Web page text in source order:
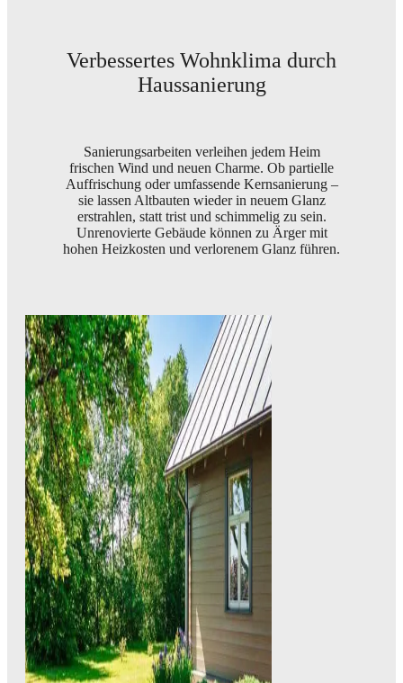
Verbessertes Wohnklima durch
Haussanierung
Sanierungsarbeiten verleihen jedem Heim
frischen Wind und neuen Charme. Ob partielle
Auffrischung oder umfassende Kernsanierung –
sie lassen Altbauten wieder in neuem Glanz
erstrahlen, statt trist und schimmelig zu sein.
Unrenovierte Gebäude können zu Ärger mit
hohen Heizkosten und verlorenem Glanz führen.